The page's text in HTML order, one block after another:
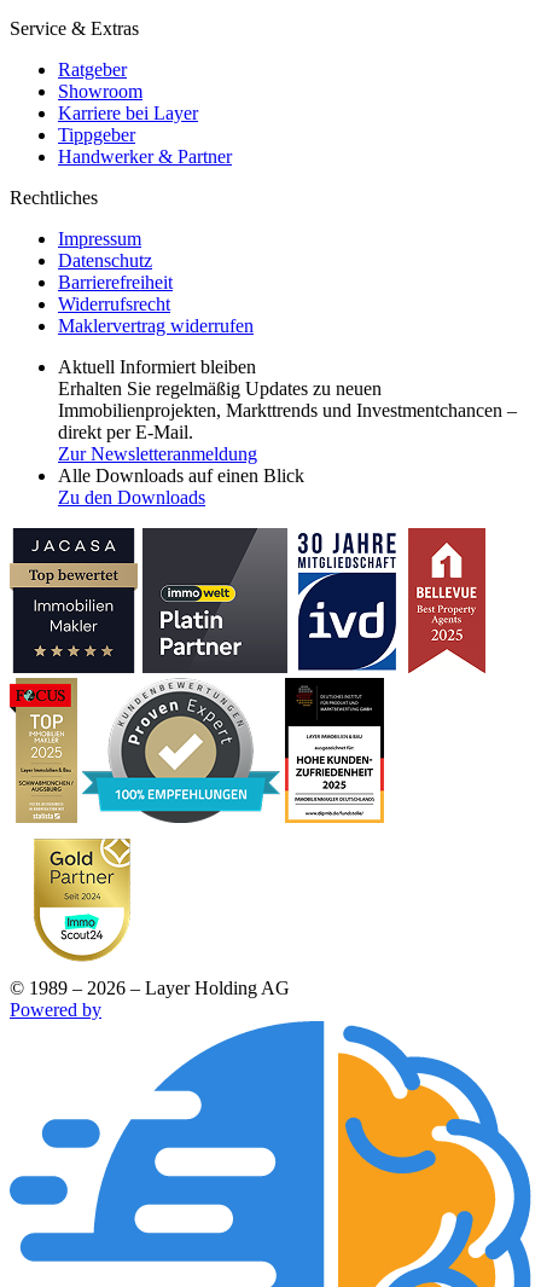
Service & Extras
Ratgeber
Showroom
Karriere bei Layer
Tippgeber
Handwerker & Partner
Rechtliches
Impressum
Datenschutz
Barrierefreiheit
Widerrufsrecht
Maklervertrag widerrufen
Aktuell Informiert bleiben
Erhalten Sie regelmäßig Updates zu neuen
Immobilienprojekten, Markttrends und Investmentchancen –
direkt per E-Mail.
Zur Newsletteranmeldung
Alle Downloads auf einen Blick
Zu den Downloads
© 1989 – 2026 – Layer Holding AG
Powered by